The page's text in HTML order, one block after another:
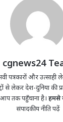
cgnews24
पत्रकारों और उत्साही
से लेकर देश-दुनिया
तक पहुँचाना है। हमसे
संपादकीय नीति पढ़ें